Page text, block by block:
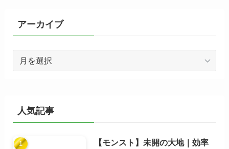
ーアーカイブ
人気記事
【モンスト】未開の大地｜効率